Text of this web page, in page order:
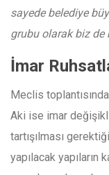
sayede belediye
grubu olarak biz de
İmar
Meclis
Aki ise imar
tartışılması
yapılacak yapıların